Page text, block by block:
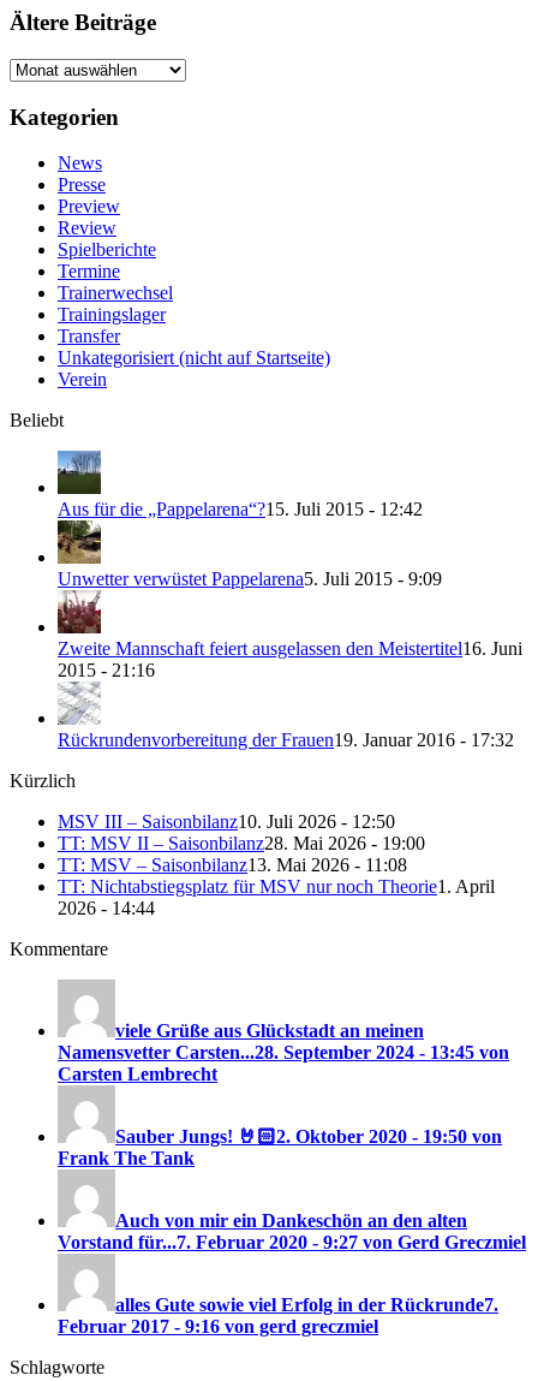
Ältere Beiträge
Ältere
Kategorien
News
Presse
Preview
Review
Spielberichte
Termine
Trainerwechsel
Trainingslager
Transfer
Unkategorisiert (nicht auf Startseite)
Verein
Beliebt
Aus für die „Pappelarena“?15. Juli 2015 - 12:42
Unwetter verwüstet Pappelarena5. Juli 2015 - 9:09
Zweite Mannschaft feiert ausgelassen den Meistertitel16. Juni
2015 - 21:16
Rückrundenvorbereitung der Frauen19. Januar 2016 - 17:32
Kürzlich
MSV III – Saisonbilanz10. Juli 2026 - 12:50
TT: MSV II – Saisonbilanz28. Mai 2026 - 19:00
TT: MSV – Saisonbilanz13. Mai 2026 - 11:08
TT: Nichtabstiegsplatz für MSV nur noch Theorie1. April
2026 - 14:44
Kommentare
viele Grüße aus Glückstadt an meinen
Namensvetter Carsten...28. September 2024 - 13:45 von
Carsten Lembrecht
Sauber Jungs! 🤘🏻2. Oktober 2020 - 19:50 von
Frank The Tank
Auch von mir ein Dankeschön an den alten
Vorstand für...7. Februar 2020 - 9:27 von Gerd Greczmiel
alles Gute sowie viel Erfolg in der Rückrunde7.
Februar 2017 - 9:16 von gerd greczmiel
Schlagworte